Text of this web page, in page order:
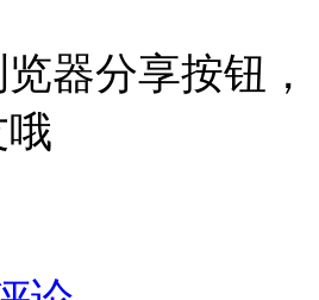
器分享按钮，